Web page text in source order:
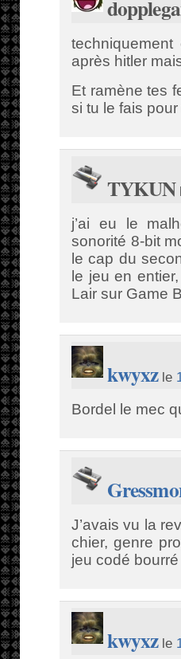
après hitler
Et ramène tes
si tu le fais
TYKUN
j’ai eu le
sonorité 8-bit
le cap du
le jeu en
Lair sur Game
kwyxzle
Bordel le mec
J’avais vu la
chier, genre
jeu codé bourré
kwyxzle